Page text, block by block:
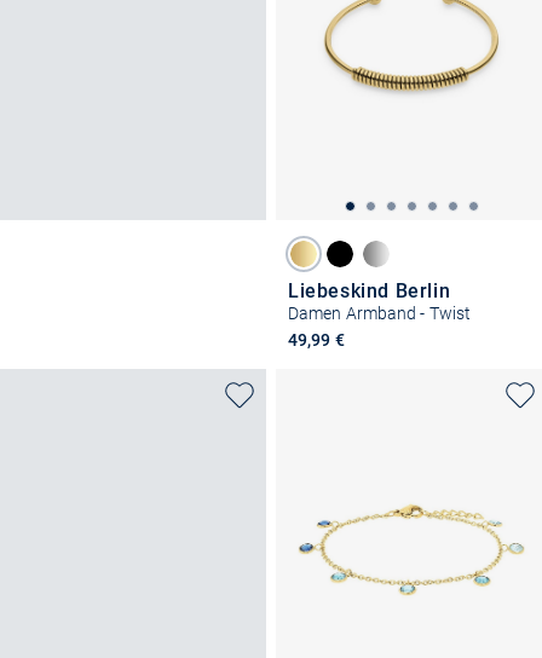
Liebeskind Berlin
Damen Armband - Twist
49,99 €